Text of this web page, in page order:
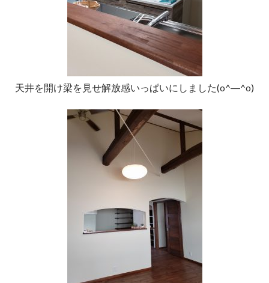
天井を開け梁を見せ解放感いっぱいにしました(o^―^o)